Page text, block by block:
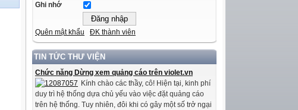
Ghi nhớ
Quên mật khẩu ĐK thành viên
TIN TỨC THƯ VIỆN
Chức năng Dừng xem quảng cáo trên violet.vn
Kính chào các thầy, cô! Hiện tại, kinh phí
duy trì hệ thống dựa chủ yếu vào việc đặt quảng cáo
trên hệ thống. Tuy nhiên, đôi khi có gây một số trở ngại